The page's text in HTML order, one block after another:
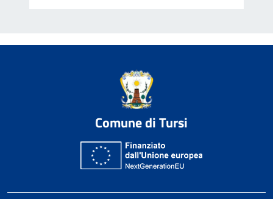
Comune di Tursi